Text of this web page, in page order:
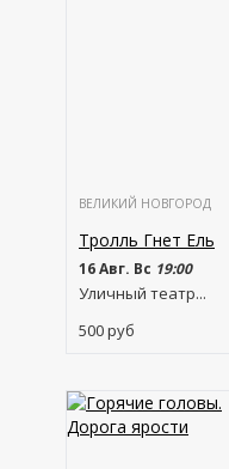
ВЕЛИКИЙ НОВГОРОД
Тролль Гнет Ель
16 Авг. Вс 19:00
Уличный театр...
500руб